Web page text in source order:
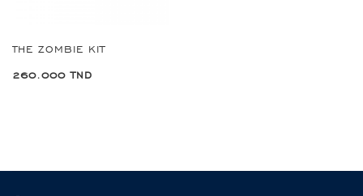
THE ZOMBIE KIT
260.000 TND